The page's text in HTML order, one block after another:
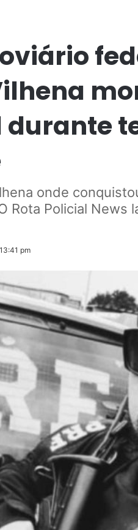
onde
Rota Policial News
pm